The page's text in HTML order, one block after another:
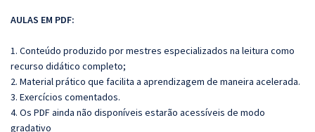
AULAS EM PDF:
1. Conteúdo produzido por mestres especializados na leitura como
recurso didático completo;
2. Material prático que facilita a aprendizagem de maneira acelerada.
3. Exercícios comentados.
4. Os PDF ainda não disponíveis estarão acessíveis de modo
gradativo